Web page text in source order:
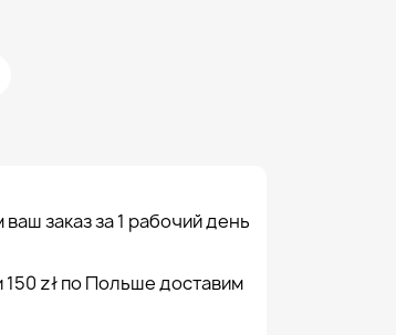
заказ за 1 рабочий день
150 zł по Польше доставим